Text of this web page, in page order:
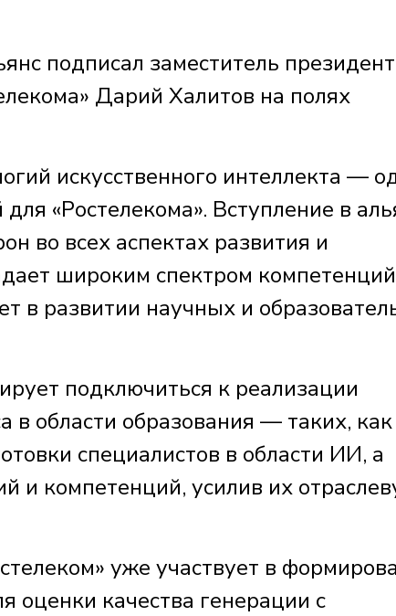
подписал заместитель
Дарий Халитов на полях
искусственного интеллекта —
«Ростелекома». Вступление в
во всех аспектах развития и
широким спектром
в развитии научных и
подключиться к реализации
в области образования — таких, как
специалистов в области ИИ, а
и компетенций, усилив их
уже участвует в
оценки качества генерации с